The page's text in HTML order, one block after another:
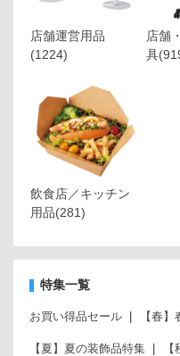
店舗運営用品
(1224)
店舗
具
飲食店／キッチン
用品(281)
特集一覧
お買い得品セール 【春
【夏】夏の装飾品特集